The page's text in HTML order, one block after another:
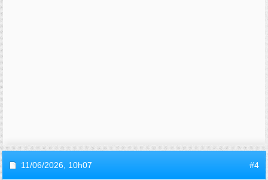
11/06/2026, 10h07 #4